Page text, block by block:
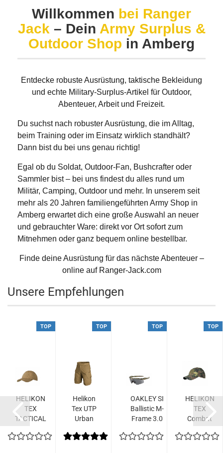
Willkommen bei Ranger
Jack – Dein Army Surplus &
Outdoor Shop in Amberg
Entdecke robuste Ausrüstung, taktische Bekleidung
und echte Military-Surplus-Artikel für Outdoor,
Abenteuer, Arbeit und Freizeit.
Du suchst nach robuster Ausrüstung, die im Alltag,
beim Training oder im Einsatz wirklich standhält?
Dann bist du bei uns genau richtig!
Egal ob du Soldat, Outdoor-Fan, Bushcrafter oder
Sammler bist – bei uns findest du alles rund um
Militär, Camping, Outdoor und mehr. In unserem seit
mehr als 20 Jahren familiengeführten Army Shop in
Amberg erwartet dich eine große Auswahl an neuer
und gebrauchter Ware: direkt vor Ort sofort zum
Mitnehmen oder ganz bequem online bestellbar.
Finde deine Ausrüstung für das nächste Abenteuer –
online auf Ranger-Jack.com
Unsere Empfehlungen
TOP
HELIKON
TEX
TACTICAL
CAP
TOP
Helikon
Tex UTP
Urban
Shorts
TOP
OAKLEY SI
Ballistic M-
Frame 3.0
MultiCam®...
TOP
HELIKON
TEX
Combat
Cap